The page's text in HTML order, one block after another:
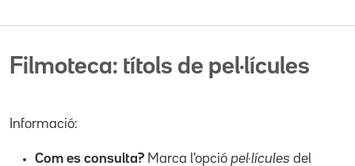
Filmoteca: títols de pel·lícules
Informació:
Com es consulta? Marca l'opció pel·lícules del